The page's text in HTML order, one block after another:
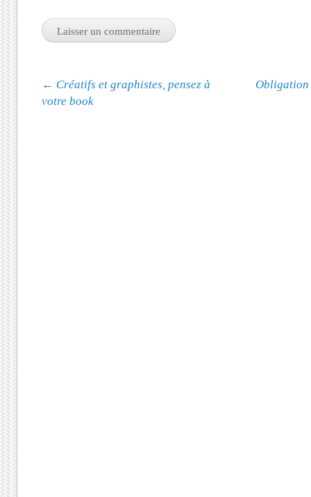
Navigation des articles
← Créatifs et graphistes, pensez à
votre book
Obligation